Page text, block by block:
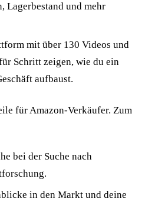
Lagerbestand und mehr
mit über 130 Videos und
Schritt zeigen, wie du ein
aufbaust.
für Amazon-Verkäufer. Zum
bei der Suche nach
in den Markt und deine